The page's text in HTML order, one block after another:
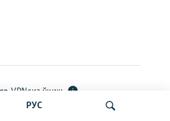
РУС
VPNсиз ўқиш